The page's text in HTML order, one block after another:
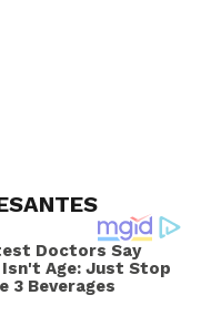
Doctors Say
Age: Just Stop
3 Beverages